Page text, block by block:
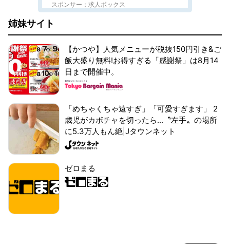
スポンサー：求人ボックス
姉妹サイト
【かつや】人気メニューが税抜150円引き&ご
飯大盛り無料!お得すぎる「感謝祭」は8月14
日まで開催中。
「めちゃくちゃ遠すぎ」「可愛すぎます」 2
歳児がカボチャを切ったら...〝左手〟の場所
に5.3万人もん絶|Jタウンネット
ゼロまる